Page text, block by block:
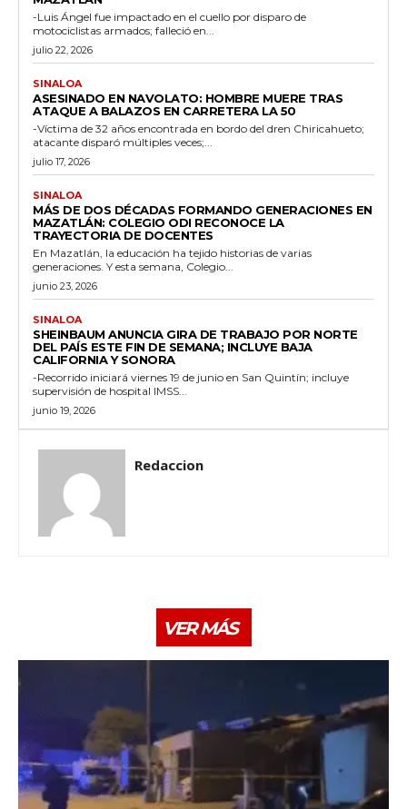
-Luis Ángel fue impactado en el cuello por disparo de
motociclistas armados; falleció en...
julio 22, 2026
SINALOA
ASESINADO EN NAVOLATO: HOMBRE MUERE TRAS
ATAQUE A BALAZOS EN CARRETERA LA 50
-Víctima de 32 años encontrada en bordo del dren Chiricahueto;
atacante disparó múltiples veces;...
julio 17, 2026
SINALOA
MÁS DE DOS DÉCADAS FORMANDO GENERACIONES EN
MAZATLÁN: COLEGIO ODI RECONOCE LA
TRAYECTORIA DE DOCENTES
En Mazatlán, la educación ha tejido historias de varias
generaciones. Y esta semana, Colegio...
junio 23, 2026
SINALOA
SHEINBAUM ANUNCIA GIRA DE TRABAJO POR NORTE
DEL PAÍS ESTE FIN DE SEMANA; INCLUYE BAJA
CALIFORNIA Y SONORA
-Recorrido iniciará viernes 19 de junio en San Quintín; incluye
supervisión de hospital IMSS...
junio 19, 2026
Redaccion
VER MÁS